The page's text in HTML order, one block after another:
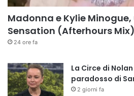
Madonna e Kylie
Sensation (Afterhours Mix)
24 ore fa
La Circe di
paradosso di
2 giorni fa